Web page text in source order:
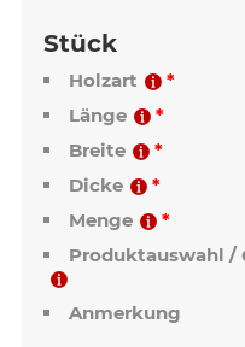
Stück
Holzart
Länge
Breite
Dicke
Menge
Produktauswahl /
Anmerkung